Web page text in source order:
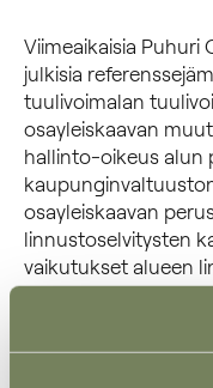
Viimeaikaisia Puhuri
julkisia
tuulivoimalan
osayleiskaavan
hallinto-oikeus alun
osayleiskaavan
linnustoselvitysten
vaikutukset alueen
ja Puhuri Oy:tä
oikeudessa ja
asiakkaamme